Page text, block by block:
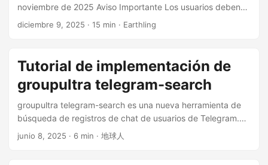
puedes personalizar el contenido del recordatorio, el
la app La app de Android solo almacena los ajustes locales
idioma, el texto del recordatorio, si se ha completado la
guía y los intervalos de aviso. ...
Notas importantes Cosas que podrían decepcionarte Sé
que esta aplicación no es para todos. Para evitar hacerte
perder el tiempo, enumero aquí las diferencias entre las
problemas relacionados. ...
noviembre de 2025 Aviso Importante Los usuarios deben
comprender completamente y aceptar cumplir con este
solo para los siguientes propósitos: Para uso personal del
usuario, uso no comercial, y solo accesible iniciando sesión
en la propia cuenta del usuario. En todos los demás casos,
para copiar, volver a publicar, cargar, publicar, transmitir,
distribuir o mostrar públicamente el contenido de la
aplicación kas. Los usuarios aceptan no utilizar la
diciembre 9, 2025 · 15 min · Earthling
Tutorial de implementación de
groupultra telegram-search
groupultra telegram-search es una nueva herramienta de
búsqueda de registros de chat de usuarios de Telegram.
Algunas recomendaciones: Robot de gestión de grupos de
junio 8, 2025 · 6 min · 地球人